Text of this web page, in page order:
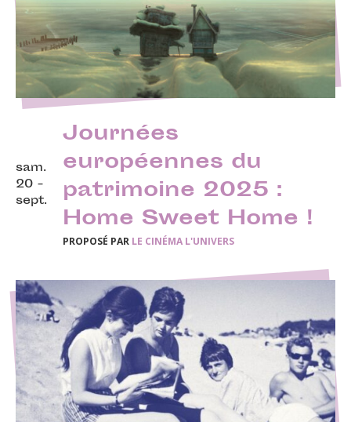
sam.
20 -
sept.
Journées
européennes du
patrimoine 2025 :
Home Sweet Home !
PROPOSÉ PAR LE CINÉMA L'UNIVERS